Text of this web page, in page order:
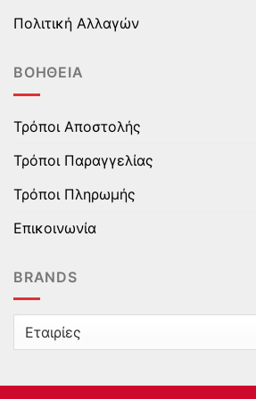
Πολιτική Αλλαγών
ΒΟΉΘΕΙΑ
Τρόποι Αποστολής
Τρόποι Παραγγελίας
Τρόποι Πληρωμής
Επικοινωνία
BRANDS